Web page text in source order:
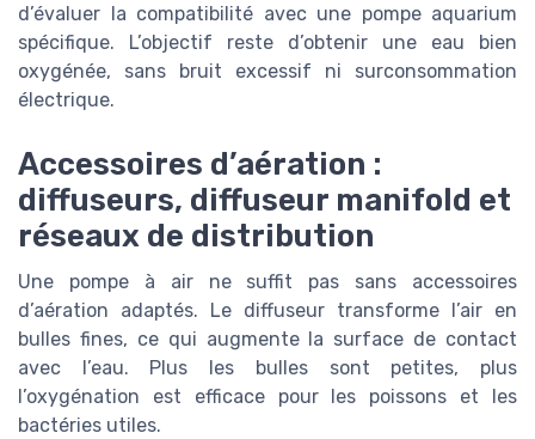
d’évaluer la compatibilité avec une pompe aquarium
spécifique. L’objectif reste d’obtenir une eau bien
oxygénée, sans bruit excessif ni surconsommation
électrique.
Accessoires d’aération :
diffuseurs, diffuseur manifold et
réseaux de distribution
Une pompe à air ne suffit pas sans accessoires
d’aération adaptés. Le diffuseur transforme l’air en
bulles fines, ce qui augmente la surface de contact
avec l’eau. Plus les bulles sont petites, plus
l’oxygénation est efficace pour les poissons et les
bactéries utiles.